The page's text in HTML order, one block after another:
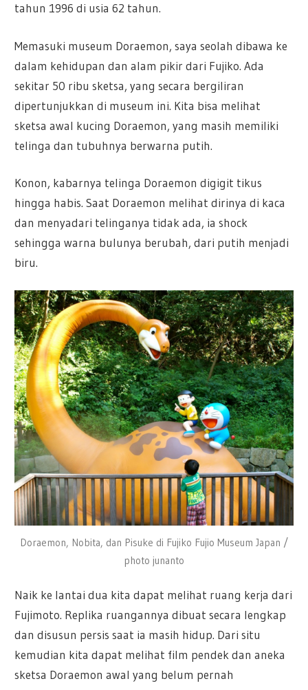
tahun 1996 di usia 62 tahun.
Memasuki museum Doraemon, saya seolah dibawa ke
dalam kehidupan dan alam pikir dari Fujiko. Ada
sekitar 50 ribu sketsa, yang secara bergiliran
dipertunjukkan di museum ini. Kita bisa melihat
sketsa awal kucing Doraemon, yang masih memiliki
telinga dan tubuhnya berwarna putih.
Konon, kabarnya telinga Doraemon digigit tikus
hingga habis. Saat Doraemon melihat dirinya di kaca
dan menyadari telinganya tidak ada, ia shock
sehingga warna bulunya berubah, dari putih menjadi
biru.
Doraemon, Nobita, dan Pisuke di Fujiko Fujio Museum Japan /
photo junanto
Naik ke lantai dua kita dapat melihat ruang kerja dari
Fujimoto. Replika ruangannya dibuat secara lengkap
dan disusun persis saat ia masih hidup. Dari situ
kemudian kita dapat melihat film pendek dan aneka
sketsa Doraemon awal yang belum pernah